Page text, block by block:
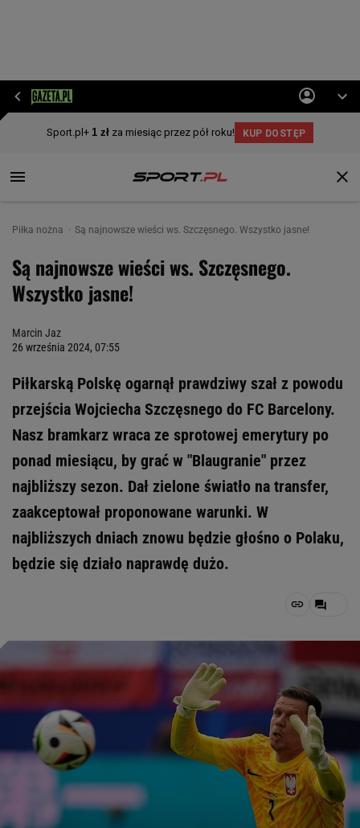
Piłka nożna Są najnowsze wieści ws. Szczęsnego. Wszystko jasne!
Są najnowsze wieści ws. Szczęsnego.
Wszystko jasne!
Marcin Jaz
26 września 2024, 07:55
Piłkarską Polskę ogarnął prawdziwy szał z powodu
przejścia Wojciecha Szczęsnego do FC Barcelony.
Nasz bramkarz wraca ze sprotowej emerytury po
ponad miesiącu, by grać w "Blaugranie" przez
najbliższy sezon. Dał zielone światło na transfer,
zaakceptował proponowane warunki. W
najbliższych dniach znowu będzie głośno o Polaku,
będzie się działo naprawdę dużo.